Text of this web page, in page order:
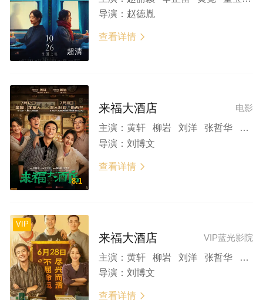
超清
导演： 赵德胤
查看详情 
8.1
电影
来福大酒店
主演： 黄轩 柳岩 刘洋 张哲华 董宝石 李晓川 葛四 任洛敏 徐小飒 王飞
导演： 刘博文
查看详情 
VIP
VIP蓝光影院
来福大酒店
主演： 黄轩 柳岩 刘洋 张哲华 董宝石 李晓川 葛四 任洛敏 徐小飒 王飞
导演： 刘博文
查看详情 